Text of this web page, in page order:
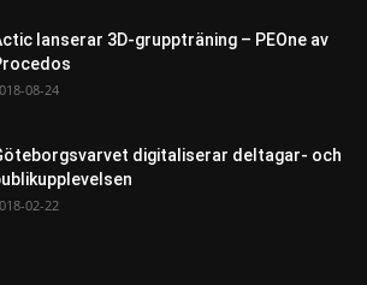
lanserar 3D-gruppträning – PEOne av
08-24
digitaliserar deltagar- och
02-22